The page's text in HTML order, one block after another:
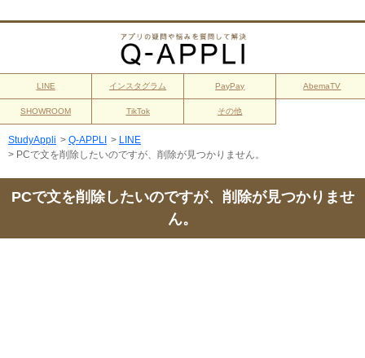
LINE インスタグラム PayPay AbemaTV
SHOWROOM TikTok その他
StudyAppli > Q-APPLI > LINE
> PCで文を削除したいのですが、削除が見つかりません。
PCで文を削除したいのですが、削除が見つかりませ
ん。